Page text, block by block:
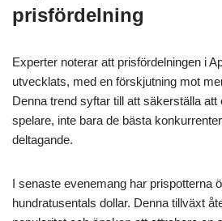
prisfördelning
Experter noterar att prisfördelningen i
utvecklats, med en förskjutning mot
Denna trend syftar till att säkerställa att
spelare, inte bara de bästa
deltagande.
I senaste evenemang har prispotterna
hundratusentals dollar. Denna tillväxt